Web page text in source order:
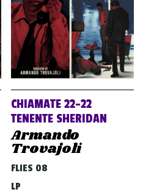
CHIAMATE 22-22
TENENTE SHERIDAN
Armando
Trovajoli
FLIES 08
LP